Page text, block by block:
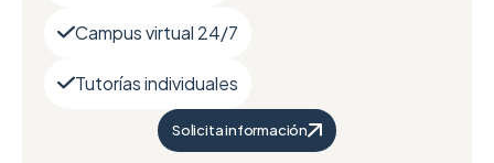
Campus virtual 24/7
Tutorías individuales
Solicita información